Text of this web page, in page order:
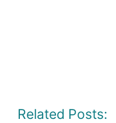
Related Posts: